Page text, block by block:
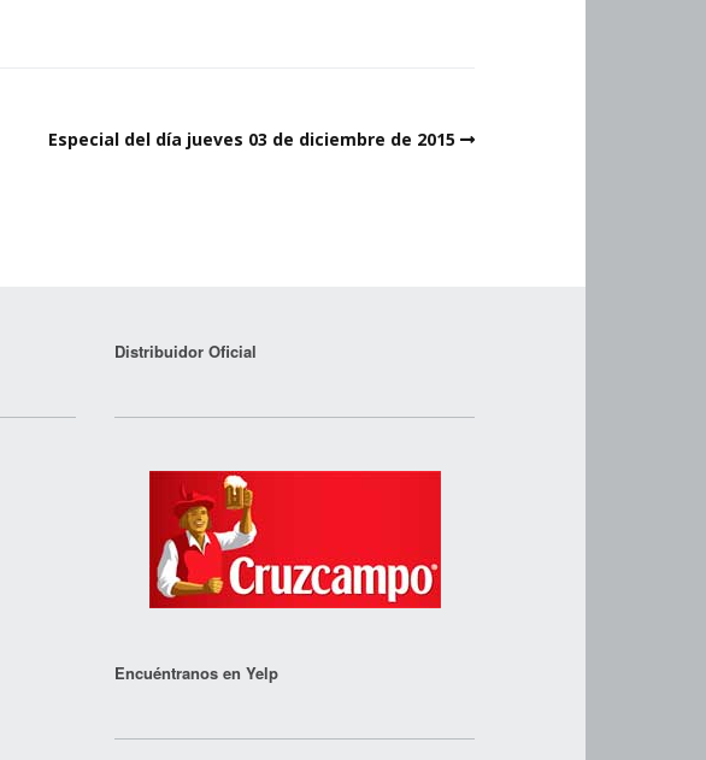
Especial del día jueves 03 de diciembre de 2015
Distribuidor Oficial
Encuéntranos en Yelp